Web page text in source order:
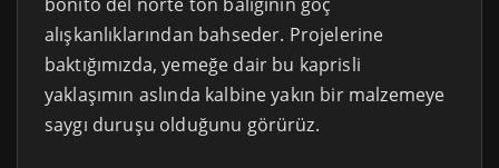
alışkanlıklarından bahseder. Projelerine
baktığımızda, yemeğe dair bu kaprisli
yaklaşımın aslında kalbine yakın bir malzemeye
saygı duruşu olduğunu görürüz.